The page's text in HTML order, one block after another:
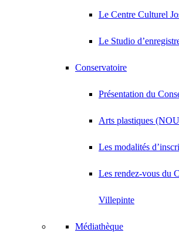
Le Centre Culturel
Le Studio
Conservatoire
Présentation du
Arts plastiques
Les modalités
Les rendez-vous du
Villepinte
Médiathèque